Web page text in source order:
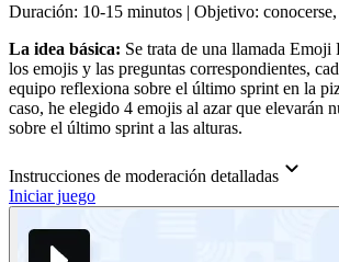
Duración: 10-15 minutos | Objetivo:
La idea básica: Se trata de una llamada Emoji
los emojis y las preguntas correspondientes,
equipo reflexiona sobre el último sprint en la
caso, he elegido 4 emojis al azar que elevarán
sobre el último sprint a las alturas.
Instrucciones de moderación detalladas
Iniciar juego